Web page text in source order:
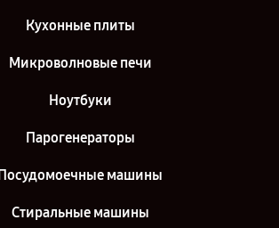
Кухонные плиты
Микроволновые печи
Ноутбуки
Парогенераторы
машины
Стиральные машины